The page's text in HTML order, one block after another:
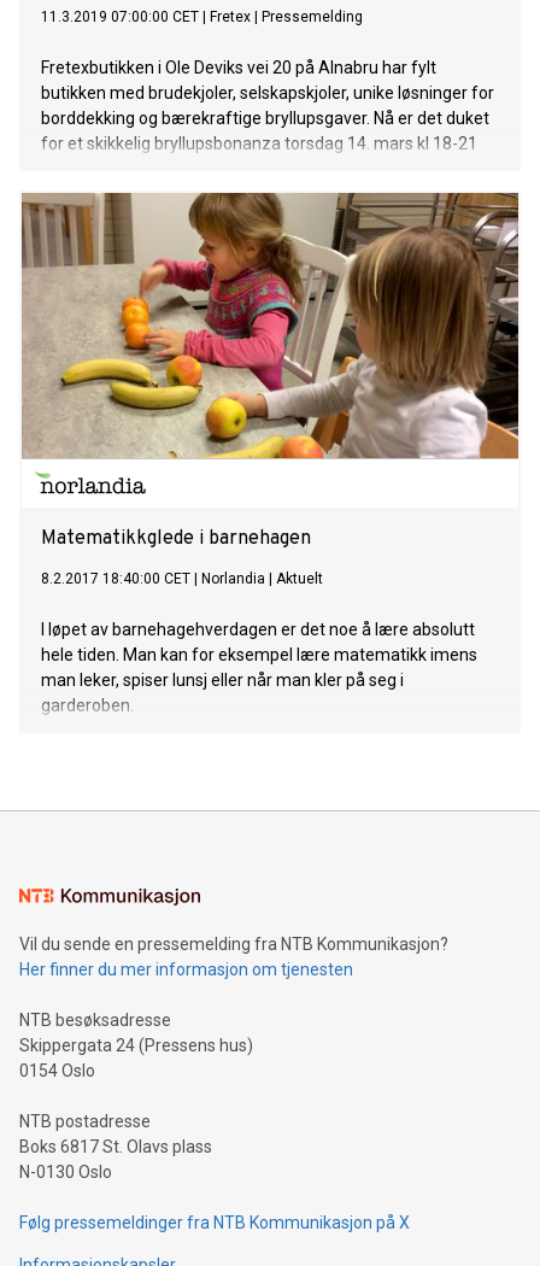
11.3.2019 07:00:00 CET Fretex Pressemelding
Fretexbutikken i Ole Deviks vei 20 på Alnabru har fylt
butikken med brudekjoler, selskapskjoler, unike løsninger for
borddekking og bærekraftige bryllupsgaver. Nå er det duket
for et skikkelig bryllupsbonanza torsdag 14. mars kl 18-21
Matematikkglede i barnehagen
8.2.2017 18:40:00 CET Norlandia Aktuelt
I løpet av barnehagehverdagen er det noe å lære absolutt
hele tiden. Man kan for eksempel lære matematikk imens
man leker, spiser lunsj eller når man kler på seg i
garderoben.
Vil du sende en pressemelding fra NTB Kommunikasjon?
Her finner du mer informasjon om tjenesten
NTB besøksadresse
Skippergata 24 (Pressens hus)
0154 Oslo
NTB postadresse
Boks 6817 St. Olavs plass
N-0130 Oslo
Følg pressemeldinger fra NTB Kommunikasjon på X